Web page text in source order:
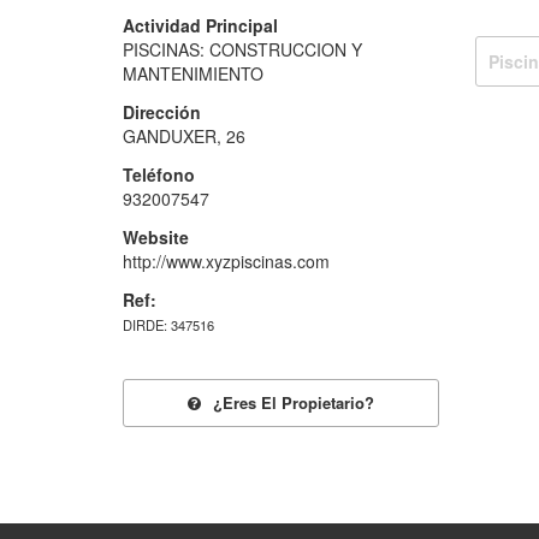
Actividad Principal
PISCINAS: CONSTRUCCION Y
MANTENIMIENTO
Dirección
GANDUXER, 26
Teléfono
932007547
Website
http://www.xyzpiscinas.com
Ref:
DIRDE: 347516
¿eres El Propietario?